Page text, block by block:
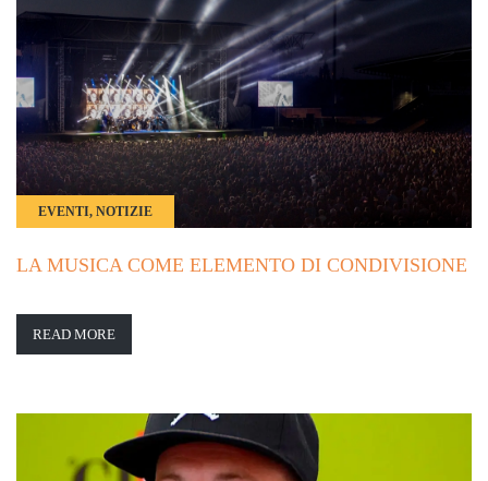
EVENTI, NOTIZIE
LA MUSICA COME ELEMENTO DI CONDIVISIONE
READ MORE